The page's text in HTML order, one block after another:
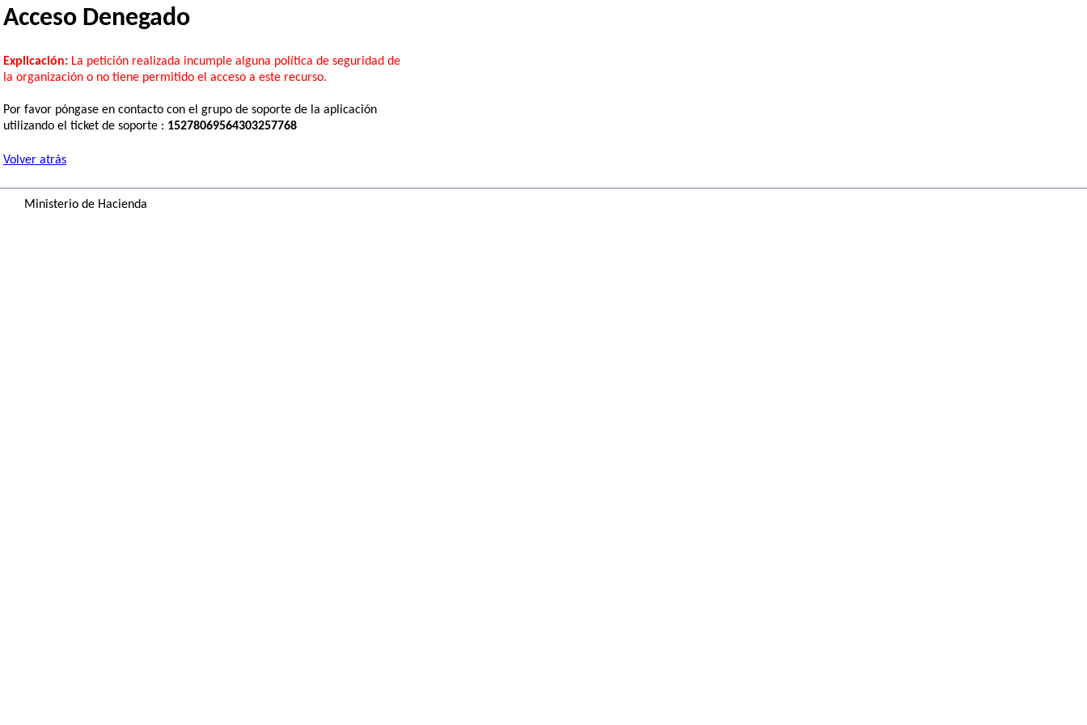
Acceso Denegado
Explicación: La petición realizada incumple alguna política de seguridad de
la organización o no tiene permitido el acceso a este recurso.
Por favor póngase en contacto con el grupo de soporte de la aplicación
utilizando el ticket de soporte : 15278069564303257768
Volver atrás
Ministerio de Hacienda